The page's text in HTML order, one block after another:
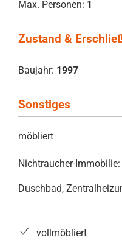
Max. Personen: 1
Zustand &
Baujahr: 1997
Sonstiges
möbliert
Nichtraucher-Immobilie:
Duschbad,
vollmöbliert